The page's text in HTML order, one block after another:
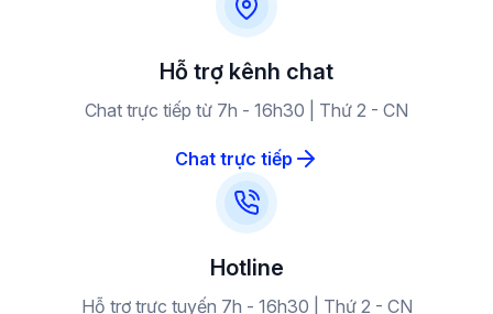
Hỗ trợ kênh chat
Chat trực tiếp từ 7h - 16h30 | Thứ 2 - CN
Chat trực tiếp
Hotline
Hỗ trợ trực tuyến 7h - 16h30 | Thứ 2 - CN